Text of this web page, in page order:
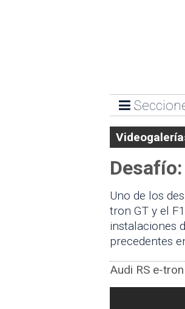
Uno de los
tron GT y el
instalaciones
precedentes
Audi RS e-